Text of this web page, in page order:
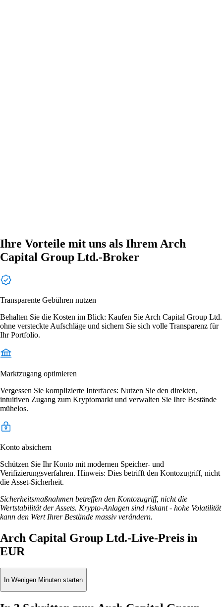
Ihre Vorteile mit uns als Ihrem Arch
Capital Group Ltd.-Broker
Transparente Gebühren nutzen
Behalten Sie die Kosten im Blick: Kaufen Sie Arch Capital Group Ltd.
ohne versteckte Aufschläge und sichern Sie sich volle Transparenz für
Ihr Portfolio.
Marktzugang optimieren
Vergessen Sie komplizierte Interfaces: Nutzen Sie den direkten,
intuitiven Zugang zum Kryptomarkt und verwalten Sie Ihre Bestände
mühelos.
Konto absichern
Schützen Sie Ihr Konto mit modernen Speicher- und
Verifizierungsverfahren. Hinweis: Dies betrifft den Kontozugriff, nicht
die Asset-Sicherheit.
Sicherheitsmaßnahmen betreffen den Kontozugriff, nicht die
Wertstabilität der Assets. Krypto-Anlagen sind riskant - hohe Volatilität
kann den Wert Ihrer Bestände massiv verändern.
Arch Capital Group Ltd.-Live-Preis in
EUR
In Wenigen Minuten starten